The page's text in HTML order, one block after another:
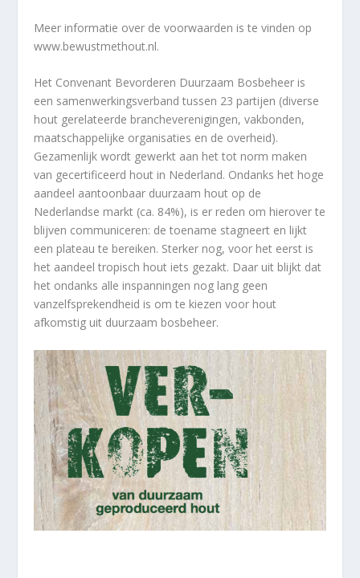
Meer informatie over de voorwaarden is te vinden op
www.bewustmethout.nl.
Het Convenant Bevorderen Duurzaam Bosbeheer is
een samenwerkingsverband tussen 23 partijen (diverse
hout gerelateerde brancheverenigingen, vakbonden,
maatschappelijke organisaties en de overheid).
Gezamenlijk wordt gewerkt aan het tot norm maken
van gecertificeerd hout in Nederland. Ondanks het hoge
aandeel aantoonbaar duurzaam hout op de
Nederlandse markt (ca. 84%), is er reden om hierover te
blijven communiceren: de toename stagneert en lijkt
een plateau te bereiken. Sterker nog, voor het eerst is
het aandeel tropisch hout iets gezakt. Daar uit blijkt dat
het ondanks alle inspanningen nog lang geen
vanzelfsprekendheid is om te kiezen voor hout
afkomstig uit duurzaam bosbeheer.